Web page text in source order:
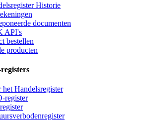
Historie
documenten
API's
bestellen
producten
het Handelsregister
register